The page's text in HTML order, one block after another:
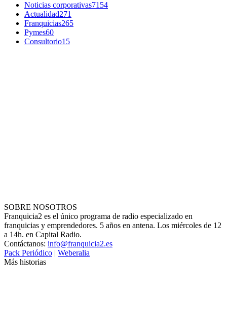
Noticias corporativas7154
Actualidad271
Franquicias265
Pymes60
Consultorio15
SOBRE NOSOTROS
Franquicia2 es el único programa de radio especializado en
franquicias y emprendedores. 5 años en antena. Los miércoles de 12
a 14h. en Capital Radio.
Contáctanos: info@franquicia2.es
Pack Periódico | Weberalia
Más historias